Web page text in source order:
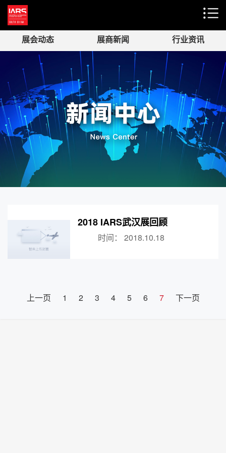
展会动态 展商新闻 行业资讯
2018 IARS武汉展回顾
时间： 2018.10.18
上一页 1 2 3 4 5 6 7 下一页